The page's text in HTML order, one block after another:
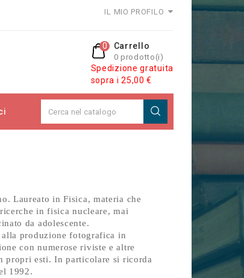
IL MIO PROFILO
Carrello
0 prodotto(i)
0
Spedizione gratuita
sopra i 25,00 €
Laureato in Fisica, materia che
in fisica nucleare, mai
da adolescente.
produzione fotografica in
con numerose riviste e altre
propri esti. In particolare si ricorda
1992.